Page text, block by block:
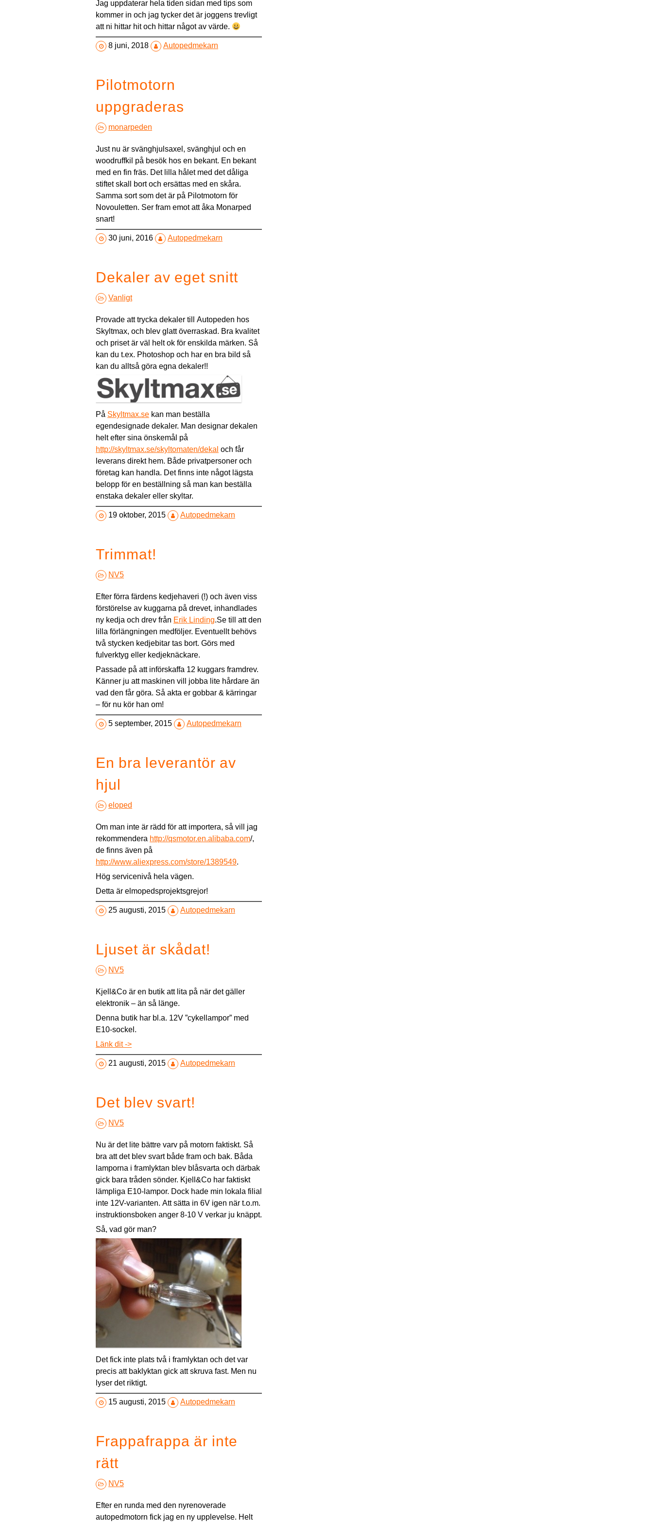
Jag uppdaterar hela tiden sidan med tips som
kommer in och jag tycker det är joggens trevligt
att ni hittar hit och hittar något av värde.
8 juni, 2018 Autopedmekarn
Pilotmotorn
uppgraderas
monarpeden
Just nu är svänghjulsaxel, svänghjul och en
woodruffkil på besök hos en bekant. En bekant
med en fin fräs. Det lilla hålet med det dåliga
stiftet skall bort och ersättas med en skåra.
Samma sort som det är på Pilotmotorn för
Novouletten. Ser fram emot att åka Monarped
snart!
30 juni, 2016 Autopedmekarn
Dekaler av eget snitt
Vanligt
Provade att trycka dekaler till Autopeden hos
Skyltmax, och blev glatt överraskad. Bra kvalitet
och priset är väl helt ok för enskilda märken. Så
kan du t.ex. Photoshop och har en bra bild så
kan du alltså göra egna dekaler!!
På Skyltmax.se kan man beställa
egendesignade dekaler. Man designar dekalen
helt efter sina önskemål på
http://skyltmax.se/skyltomaten/dekal och får
leverans direkt hem. Både privatpersoner och
företag kan handla. Det finns inte något lägsta
belopp för en beställning så man kan beställa
enstaka dekaler eller skyltar.
19 oktober, 2015 Autopedmekarn
Trimmat!
NV5
Efter förra färdens kedjehaveri (!) och även viss
förstörelse av kuggarna på drevet, inhandlades
ny kedja och drev från Erik Linding.Se till att den
lilla förlängningen medföljer. Eventuellt behövs
två stycken kedjebitar tas bort. Görs med
fulverktyg eller kedjeknäckare.
Passade på att införskaffa 12 kuggars framdrev.
Känner ju att maskinen vill jobba lite hårdare än
vad den får göra. Så akta er gobbar & kärringar
– för nu kör han om!
5 september, 2015 Autopedmekarn
En bra leverantör av
hjul
eloped
Om man inte är rädd för att importera, så vill jag
rekommendera http://qsmotor.en.alibaba.com/,
de finns även på
http://www.aliexpress.com/store/1389549.
Hög servicenivå hela vägen.
Detta är elmopedsprojektsgrejor!
25 augusti, 2015 Autopedmekarn
Ljuset är skådat!
NV5
Kjell&Co är en butik att lita på när det gäller
elektronik – än så länge.
Denna butik har bl.a. 12V ”cykellampor” med
E10-sockel.
Länk dit ->
21 augusti, 2015 Autopedmekarn
Det blev svart!
NV5
Nu är det lite bättre varv på motorn faktiskt. Så
bra att det blev svart både fram och bak. Båda
lamporna i framlyktan blev blåsvarta och därbak
gick bara tråden sönder. Kjell&Co har faktiskt
lämpliga E10-lampor. Dock hade min lokala filial
inte 12V-varianten. Att sätta in 6V igen när t.o.m.
instruktionsboken anger 8-10 V verkar ju knäppt.
Så, vad gör man?
Det fick inte plats två i framlyktan och det var
precis att baklyktan gick att skruva fast. Men nu
lyser det riktigt.
15 augusti, 2015 Autopedmekarn
Frappafrappa är inte
rätt
NV5
Efter en runda med den nyrenoverade
autopedmotorn fick jag en ny upplevelse. Helt